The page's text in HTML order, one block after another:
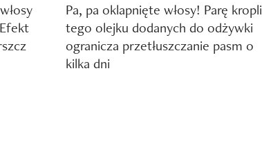
Pa, pa oklapnięte włosy! Parę kropli
tego olejku dodanych do odżywki
ogranicza przetłuszczanie pasm o
kilka dni